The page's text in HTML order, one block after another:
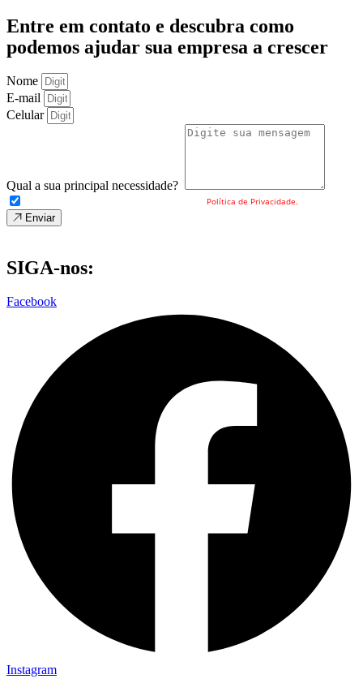
Entre em contato e descubra como
podemos ajudar sua empresa a crescer
Nome
E-mail
Celular
Qual a sua principal necessidade?
Política de Privacidade.
Enviar
SIGA-nos:
Facebook
Instagram